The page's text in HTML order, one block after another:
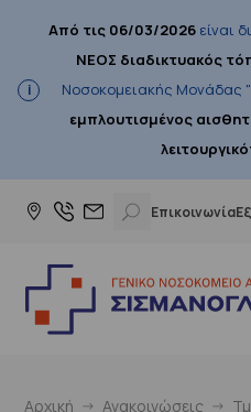
Από τις 06/03/2026είναι
ΝΕΟΣ διαδικτυακός
Νοσοκομειακής Μονάδας
εμπλουτισμένος
Επικοινωνία
Αρχική Ανακοινώσεις